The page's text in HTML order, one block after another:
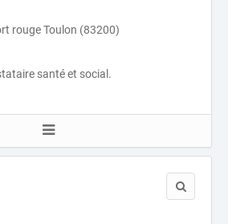
rouge Toulon (83200)
santé et social.